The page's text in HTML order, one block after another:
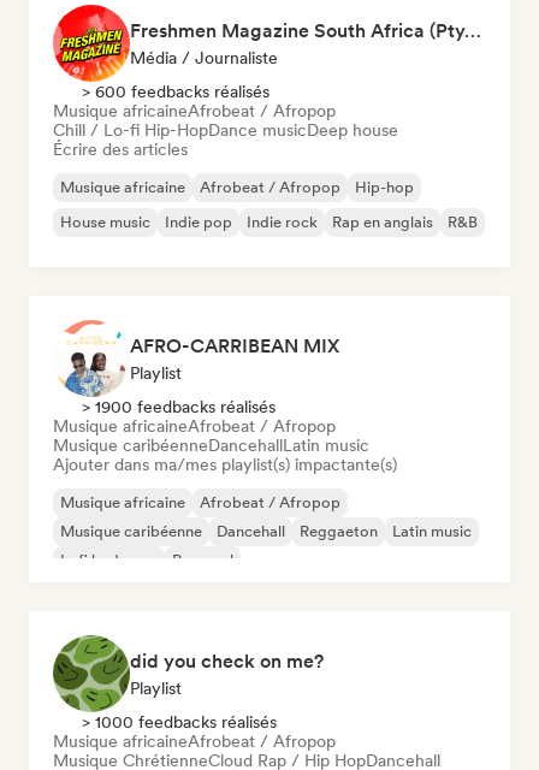
Freshmen Magazine South Africa (Pty) Ltd
Média / Journaliste
> 600 feedbacks réalisés
Musique africaineAfrobeat / Afropop
Chill / Lo-fi Hip-HopDance musicDeep house
Écrire des articles
Musique africaine Afrobeat / Afropop
Hip-hop
House music
Indie pop Indie rock Rap en anglais R&B
AFRO-CARRIBEAN MIX
Playlist
> 1900 feedbacks réalisés
Musique africaineAfrobeat / Afropop
Musique caribéenneDancehallLatin music
Ajouter dans ma/mes playlist(s) impactante(s)
Musique africaine
Afrobeat / Afropop
Musique caribéenne
Dancehall Reggaeton
Latin music
Lofi bedroom
Pop soul
did you check on me?
Playlist
> 1000 feedbacks réalisés
Musique africaineAfrobeat / Afropop
Musique ChrétienneCloud Rap / Hip HopDancehall